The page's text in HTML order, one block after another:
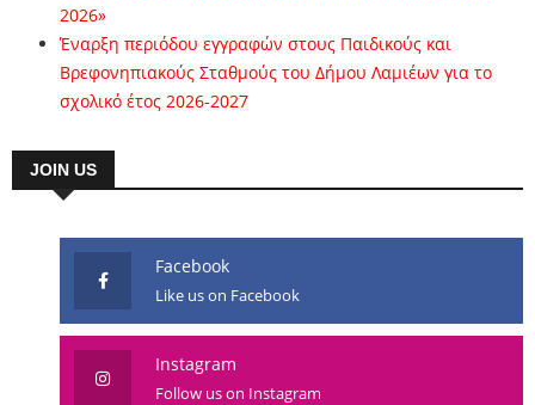
2026»
Έναρξη περιόδου εγγραφών στους Παιδικούς και
Βρεφονηπιακούς Σταθμούς του Δήμου Λαμιέων για το
σχολικό έτος 2026-2027
JOIN US
Facebook
Like us on Facebook
Instagram
Follow us on Instagram